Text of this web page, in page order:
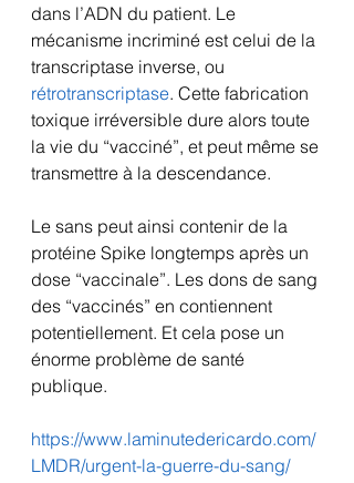
dans l’ADN du patient. Le
mécanisme incriminé est celui de la
transcriptase inverse, ou
rétrotranscriptase. Cette fabrication
toxique irréversible dure alors toute
la vie du “vacciné”, et peut même se
transmettre à la descendance.
Le sans peut ainsi contenir de la
protéine Spike longtemps après un
dose “vaccinale”. Les dons de sang
des “vaccinés” en contiennent
potentiellement. Et cela pose un
énorme problème de santé
publique.
https://www.laminutedericardo.com/
LMDR/urgent-la-guerre-du-sang/